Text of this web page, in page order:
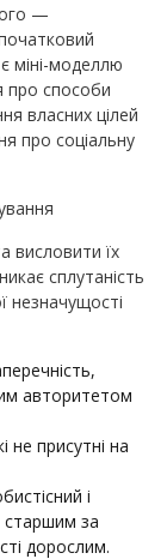
—
міні-моделлю
про способи
власних цілей
про соціальну
висловити їх
сплутаність
незначущості
авторитетом
не присутні на
і
старшим за
дорослим.